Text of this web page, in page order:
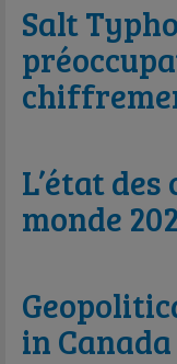
Salt
L’état
monde
in